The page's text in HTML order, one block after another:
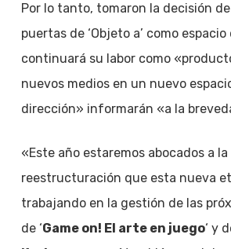
Por lo tanto, tomaron la decisión
puertas de ‘Objeto a’ como
continuará su labor como
nuevos medios en un nuevo
dirección» informarán «a la
«Este año estaremos abocados a la
reestructuración que esta nueva
trabajando en la gestión de las
de ‘Game on! El arte en juego‘ y